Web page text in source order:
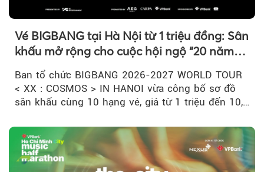
Vé BIGBANG tại Hà Nội từ 1 triệu đồng: Sân
khấu mở rộng cho cuộc hội ngộ “20 năm
có một”
Ban tổ chức BIGBANG 2026-2027 WORLD TOUR
< XX : COSMOS > IN HANOI vừa công bố sơ đồ
sân khấu cùng 10 hạng vé, giá từ 1 triệu đến 10,5